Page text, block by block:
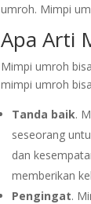
umroh. Mimpi
Apa Arti
Mimpi umroh
mimpi umroh
Tanda baik.
seseorang
dan
memberikan
Pengingat.